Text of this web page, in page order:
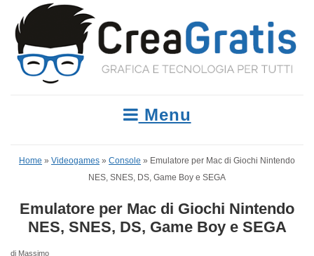
Menu
Home » Videogames » Console » Emulatore per Mac di Giochi Nintendo
NES, SNES, DS, Game Boy e SEGA
Emulatore per Mac di Giochi Nintendo
NES, SNES, DS, Game Boy e SEGA
di Massimo